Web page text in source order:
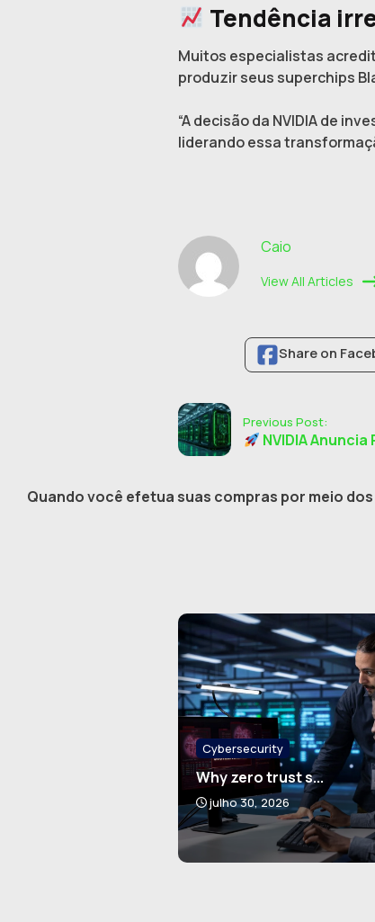
Tendência
Muitos especialistas
produzir seus superchips
“A decisão da NVIDIA de
liderando essa
Caio
View All Articles
Share on
Previous Post:
NVIDIA Anuncia
Quando você efetua suas compras por meio
Cybersecurity
Why zero trust s...
julho 30, 2026